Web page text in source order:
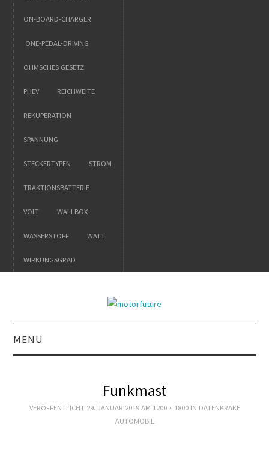
ON-BOARD-CHARGER
ONE-PEDAL-DRIVING
OHMSCHES GESETZ
PHEV REICHWEITE
REKUPERATION
SPANNUNG
STECKERTYPEN STROM
TRAKTIONSBATTERIE
VOLT WALLBOX
WASSERSTOFF WATT
WIRKUNGSGRAD
MENU
ZUKUNFT MOBILFunkmast
VERÖFFENTLICHT 29. JANUAR 2019AM 1200 × 1800IN DATENKRAKE
AUTOMOBIL